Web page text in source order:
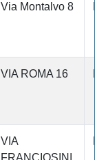
Via Montalvo 8
VIA ROMA 16
VIA